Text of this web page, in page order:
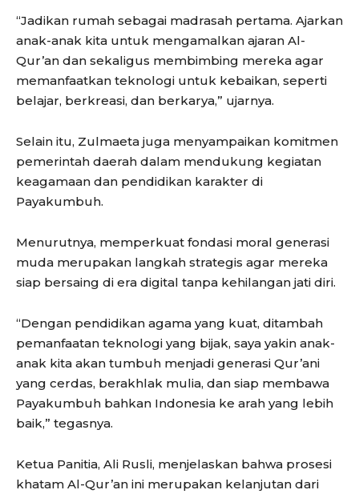
“Jadikan rumah sebagai madrasah pertama. Ajarkan
anak-anak kita untuk mengamalkan ajaran Al-
Qur’an dan sekaligus membimbing mereka agar
memanfaatkan teknologi untuk kebaikan, seperti
belajar, berkreasi, dan berkarya,” ujarnya.
Selain itu, Zulmaeta juga menyampaikan komitmen
pemerintah daerah dalam mendukung kegiatan
keagamaan dan pendidikan karakter di
Payakumbuh.
Menurutnya, memperkuat fondasi moral generasi
muda merupakan langkah strategis agar mereka
siap bersaing di era digital tanpa kehilangan jati diri.
“Dengan pendidikan agama yang kuat, ditambah
pemanfaatan teknologi yang bijak, saya yakin anak-
anak kita akan tumbuh menjadi generasi Qur’ani
yang cerdas, berakhlak mulia, dan siap membawa
Payakumbuh bahkan Indonesia ke arah yang lebih
baik,” tegasnya.
Ketua Panitia, Ali Rusli, menjelaskan bahwa prosesi
khatam Al-Qur’an ini merupakan kelanjutan dari